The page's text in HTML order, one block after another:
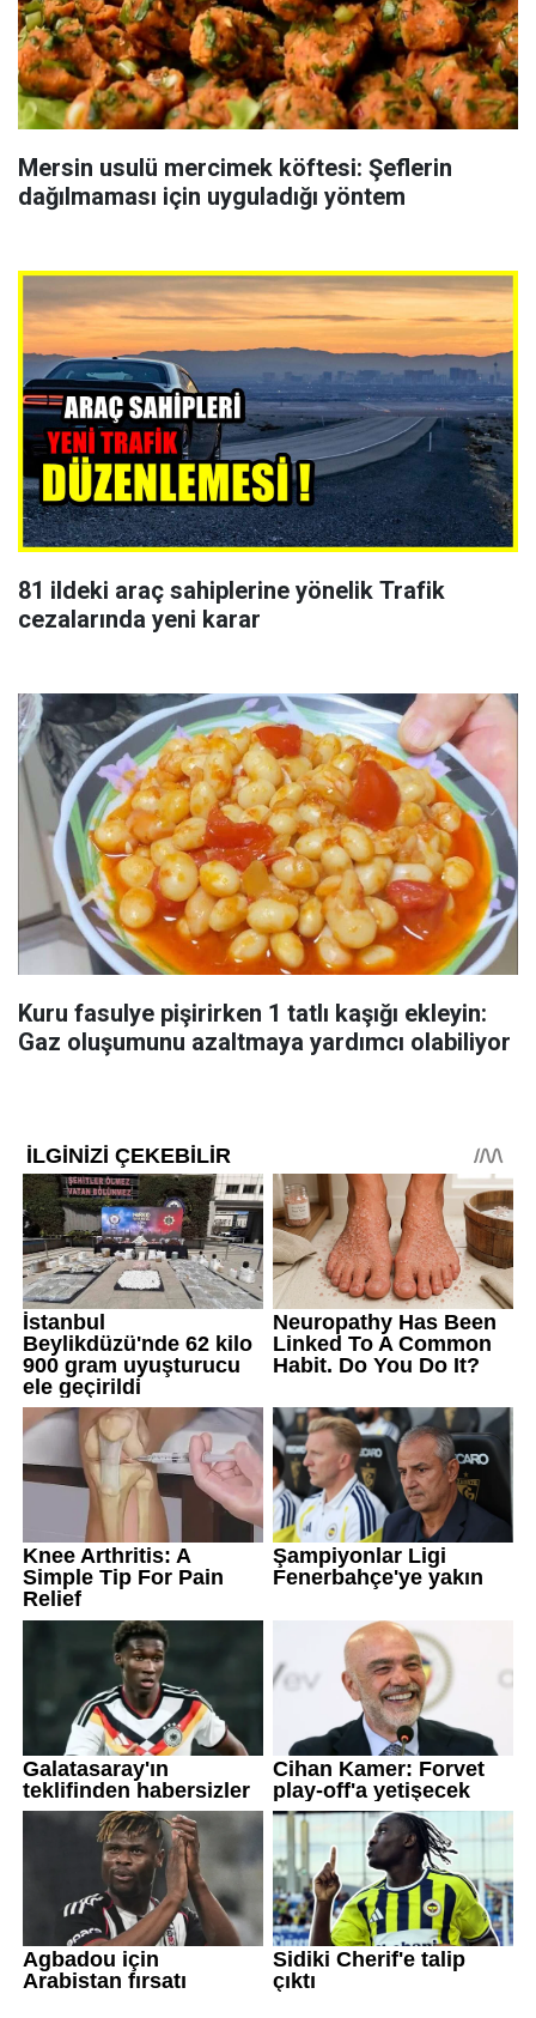
Mersin usulü mercimek köftesi: Şeflerin
dağılmaması için uyguladığı yöntem
81 ildeki araç sahiplerine yönelik Trafik
cezalarında yeni karar
Kuru fasulye pişirirken 1 tatlı kaşığı ekleyin:
Gaz oluşumunu azaltmaya yardımcı olabiliyor